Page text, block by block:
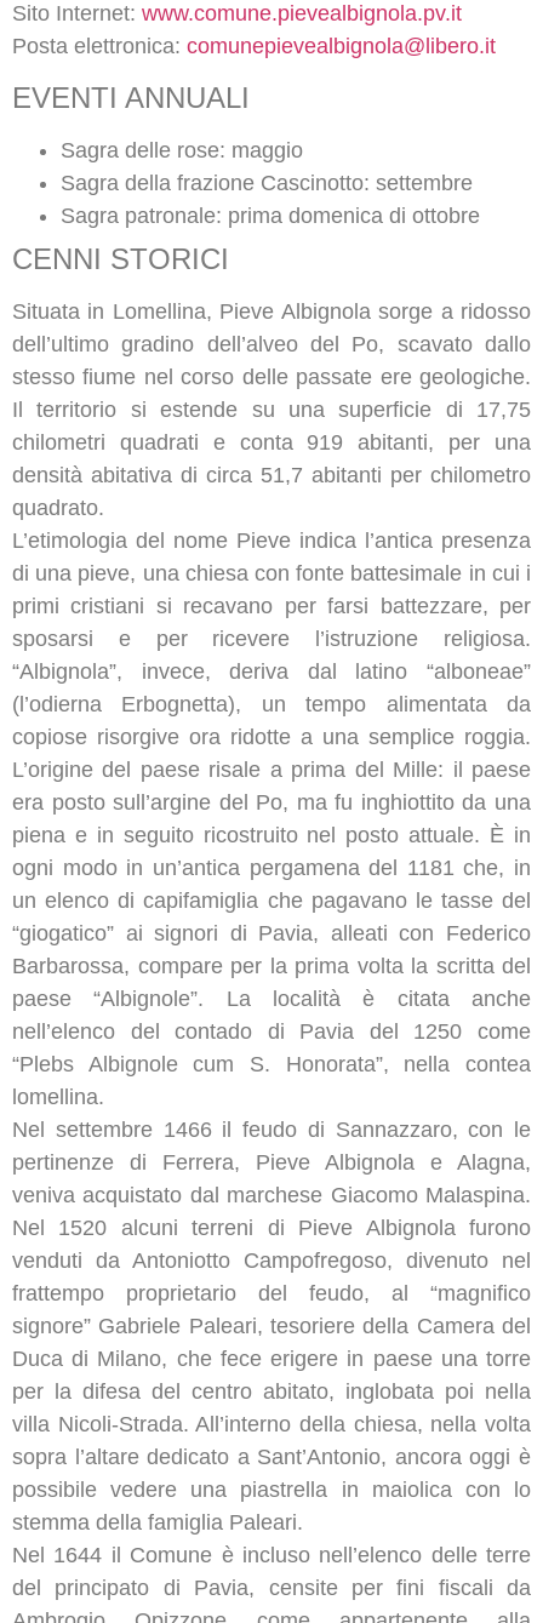
Sito Internet: www.comune.pievealbignola.pv.it
Posta elettronica: comunepievealbignola@libero.it
EVENTI ANNUALI
Sagra delle rose: maggio
Sagra della frazione Cascinotto: settembre
Sagra patronale: prima domenica di ottobre
CENNI STORICI
Situata in Lomellina, Pieve Albignola sorge a ridosso
dell’ultimo gradino dell’alveo del Po, scavato dallo
stesso fiume nel corso delle passate ere geologiche.
Il territorio si estende su una superficie di 17,75
chilometri quadrati e conta 919 abitanti, per una
densità abitativa di circa 51,7 abitanti per chilometro
quadrato.
L’etimologia del nome Pieve indica l’antica presenza
di una pieve, una chiesa con fonte battesimale in cui i
primi cristiani si recavano per farsi battezzare, per
sposarsi e per ricevere l’istruzione religiosa.
“Albignola”, invece, deriva dal latino “alboneae”
(l’odierna Erbognetta), un tempo alimentata da
copiose risorgive ora ridotte a una semplice roggia.
L’origine del paese risale a prima del Mille: il paese
era posto sull’argine del Po, ma fu inghiottito da una
piena e in seguito ricostruito nel posto attuale. È in
ogni modo in un’antica pergamena del 1181 che, in
un elenco di capifamiglia che pagavano le tasse del
“giogatico” ai signori di Pavia, alleati con Federico
Barbarossa, compare per la prima volta la scritta del
paese “Albignole”. La località è citata anche
nell’elenco del contado di Pavia del 1250 come
“Plebs Albignole cum S. Honorata”, nella contea
lomellina.
Nel settembre 1466 il feudo di Sannazzaro, con le
pertinenze di Ferrera, Pieve Albignola e Alagna,
veniva acquistato dal marchese Giacomo Malaspina.
Nel 1520 alcuni terreni di Pieve Albignola furono
venduti da Antoniotto Campofregoso, divenuto nel
frattempo proprietario del feudo, al “magnifico
signore” Gabriele Paleari, tesoriere della Camera del
Duca di Milano, che fece erigere in paese una torre
per la difesa del centro abitato, inglobata poi nella
villa Nicoli-Strada. All’interno della chiesa, nella volta
sopra l’altare dedicato a Sant’Antonio, ancora oggi è
possibile vedere una piastrella in maiolica con lo
stemma della famiglia Paleari.
Nel 1644 il Comune è incluso nell’elenco delle terre
del principato di Pavia, censite per fini fiscali da